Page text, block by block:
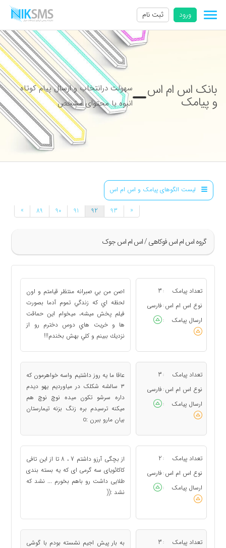
ورود ثبت نام
بانک اس ام اس
و پیامک
سهولت درانتخاب و ارسال پیام کوتاه
انبوه با محتوای مشخص
لیست الگوهای پیامک و اس ام اس
گروه اس ام اس فوکاهی / اس ام اس جوک
» 89 90 91 92 93 «
تعداد پیامک :
3
نوع اس ام اس : فارسی
ارسال پیامک
:
اصن من بي صبرانه منتظر قيامتم و اون
لحظه اي كه زندگي تموم آدما بصورت
فيلم پخش ميشه، ميخوام اين حماقت
ها و خريت هاي دوس دخترم رو از
نزديك ببينم و كلي بهش بخندم!!!
تعداد پیامک :
3
نوع اس ام اس : فارسی
ارسال پیامک
:
عاقا ما یه روز داشتیم واسه خواهرمون که
۳ سالشه شکلک در میاوردیم یهو دیدم
داره سرشو تکون میده نوچ نوچ هم
میکنه ترسیدم بره زنگ بزنه تیمارستان
بیان مارو ببرن :o
تعداد پیامک :
2
نوع اس ام اس : فارسی
ارسال پیامک
:
از بچگی آرزو داشتم 7 ، 8 تا از این تافی
کاکائویای سه گرمی ای که یه بسته بندی
طلایی داشت رو باهم بخورم ... نشد که
نشد :((
تعداد پیامک :
3
به بار پیش اجیم نشسته بودم با گوشی